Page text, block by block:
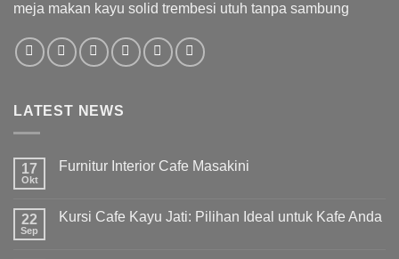
meja makan kayu solid trembesi utuh tanpa sambung
LATEST NEWS
17
Okt
Furnitur Interior Cafe Masakini
22
Sep
Kursi Cafe Kayu Jati: Pilihan Ideal untuk Kafe Anda